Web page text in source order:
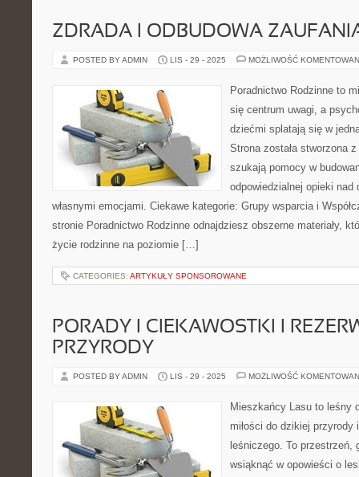
ZDRADA I ODBUDOWA
POSTED BY ADMIN LIS - 29 - 2025 MOŻLIWOŚĆ
Poradnictwo Rodzinne to
się centrum uwagi, a
dziećmi splatają się w
Strona została stworzona
szukają pomocy w
odpowiedzialnej opieki nad
własnymi emocjami. Ciekawe kategorie: Grupy wsparcia i
stronie Poradnictwo Rodzinne odnajdziesz obszerne materiały,
życie rodzinne na poziomie […]
CATEGORIES: ARTYKUŁY SPONSOROWANE
PORADY I CIEKAWOSTKI I
PRZYRODY
POSTED BY ADMIN LIS - 29 - 2025 MOŻLIWOŚĆ
Mieszkańcy Lasu to leśny
miłości do dzikiej przyrody
leśniczego. To przestrzeń,
wsiąknąć w opowieści o